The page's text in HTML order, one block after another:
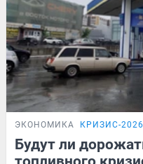
ЭКОНОМИКА КРИЗИС-2026
Будут ли